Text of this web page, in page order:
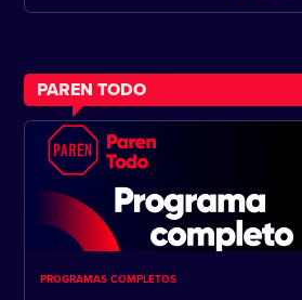
PAREN TODO
PROGRAMAS COMPLETOS